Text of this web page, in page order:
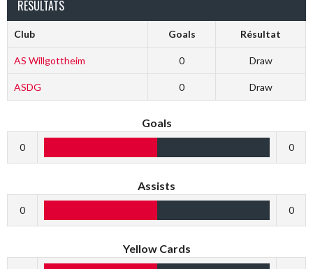
RÉSULTATS
Club Goals Résultat
AS Willgottheim 0 Draw
ASDG 0 Draw
Goals
0 0
Assists
0 0
Yellow Cards